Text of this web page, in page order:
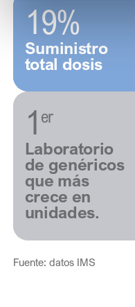
19%
Suministro
total dosis
1 er
Laboratorio
de genéricos
que más
crece en
unidades.
Fuente: datos IMS